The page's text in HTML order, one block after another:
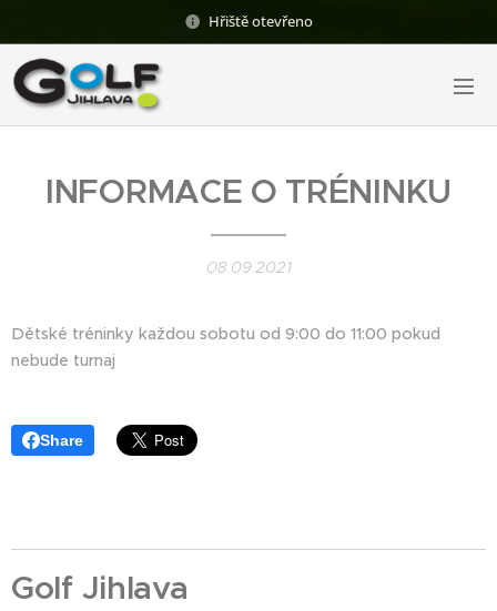
Hřiště otevřeno
INFORMACE O TRÉNINKU
08.09.2021
Dětské tréninky každou sobotu od 9:00 do 11:00 pokud
nebude turnaj
Share
Golf Jihlava